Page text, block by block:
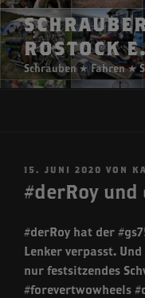
Zum
Inhalt
springenROSTOCK
Schrauben ★ Fahren ★
VERÖFFENTLICHT
15. JUNI 2020 VON
#derRoy und
#derRoy hat der
Lenker verpasst.
nur festsitzendes
#forevertwowheels